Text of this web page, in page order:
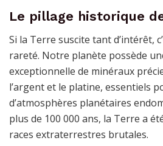
Le pillage historique
Si la Terre suscite tant d’intérêt,
rareté. Notre planète possède
exceptionnelle de minéraux
l’argent et le platine, essentiels
d’atmosphères planétaires
plus de 100 000 ans, la Terre a
races extraterrestres brutales.